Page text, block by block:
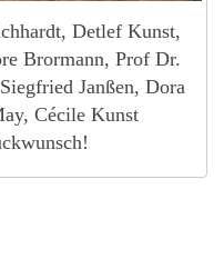
Detlef Kunst,
Brormann, Prof Dr.
Janßen, Dora
May, Cécile Kunst